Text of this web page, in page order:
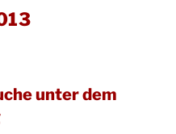
unter dem